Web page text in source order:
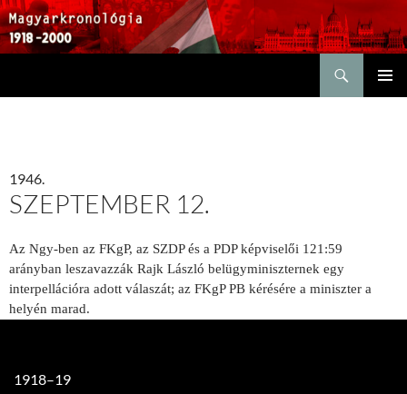
1946.
SZEPTEMBER 12.
Az Ngy-ben az FKgP, az SZDP és a PDP képviselői 121:59
arányban leszavazzák Rajk László belügyminiszternek egy
interpellációra adott válaszát; az FKgP PB kérésére a miniszter a
helyén marad.
1918–19